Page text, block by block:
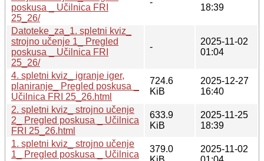
poskusa _ Učilnica FRI
25_26/
18:39
Datoteke_za_1. spletni kviz_
strojno učenje 1_ Pregled
poskusa _ Učilnica FRI
25_26/
-
2025-11-02
01:04
4. spletni kviz_ igranje iger,
planiranje_ Pregled poskusa _
Učilnica FRI 25_26.html
724.6
KiB
2025-12-27
16:40
2. spletni kviz_ strojno učenje
2_ Pregled poskusa _ Učilnica
FRI 25_26.html
633.9
KiB
2025-11-25
18:39
1. spletni kviz_ strojno učenje
1_ Pregled poskusa _ Učilnica
379.0
2025-11-02